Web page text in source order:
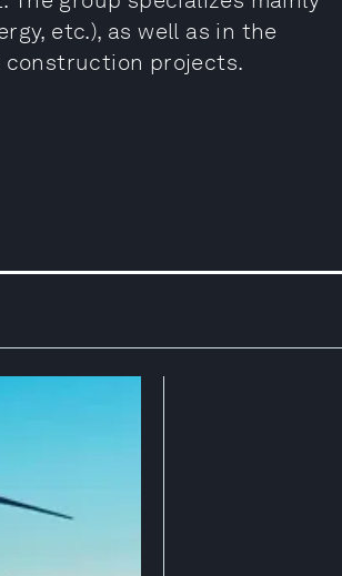
etc.), as well as in the
construction projects.